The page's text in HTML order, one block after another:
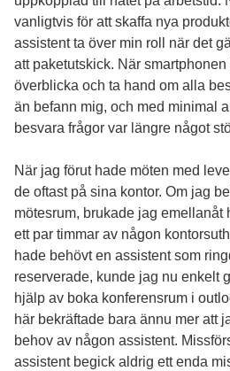
vanligtvis för att skaffa nya
assistent ta över min roll när det
att paketutskick. När
överblicka och ta hand om alla
än befann mig, och med minimal
besvara frågor var längre något
När jag förut hade möten med
de oftast på sina kontor. Om jag
mötesrum, brukade jag emellanåt
ett par timmar av någon
hade behövt en assistent som
reserverade, kunde jag nu enkelt
hjälp av boka konferensrum i
här bekräftade bara ännu mer att
behov av någon assistent.
assistent begick aldrig ett enda